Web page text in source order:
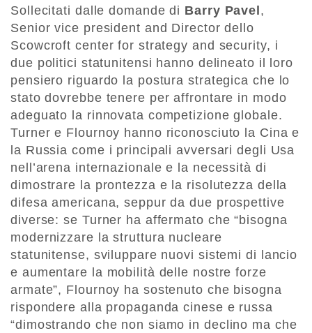
Sollecitati dalle domande di Barry Pavel ,
Senior vice president and Director dello
Scowcroft center for strategy and security, i
due politici statunitensi hanno delineato il loro
pensiero riguardo la postura strategica che lo
stato dovrebbe tenere per affrontare in modo
adeguato la rinnovata competizione globale.
Turner e Flournoy hanno riconosciuto la Cina e
la Russia come i principali avversari degli Usa
nell’arena internazionale e la necessità di
dimostrare la prontezza e la risolutezza della
difesa americana, seppur da due prospettive
diverse: se Turner ha affermato che “bisogna
modernizzare la struttura nucleare
statunitense, sviluppare nuovi sistemi di lancio
e aumentare la mobilità delle nostre forze
armate”, Flournoy ha sostenuto che bisogna
rispondere alla propaganda cinese e russa
“dimostrando che non siamo in declino ma che